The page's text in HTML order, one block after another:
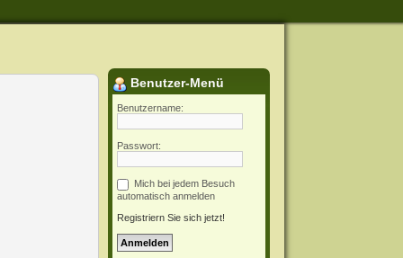
Benutzer-Menü
Benutzername:
Passwort:
Mich bei jedem Besuch
automatisch anmelden
Registriern Sie sich jetzt!